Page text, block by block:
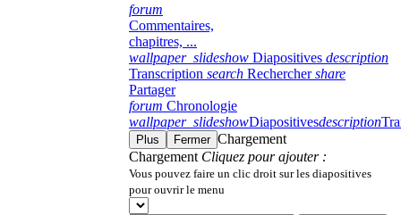
forum
Commentaires,
chapitres, ...
wallpaper_slideshow Diapositives description
Transcription search Rechercher share
Partager
forum Chronologie
wallpaper_slideshowDiapositivesdescription
Plus Fermer Chargement
Chargement Cliquez pour ajouter :
Vous pouvez faire un clic droit sur les diapositives
pour ouvrir le menu